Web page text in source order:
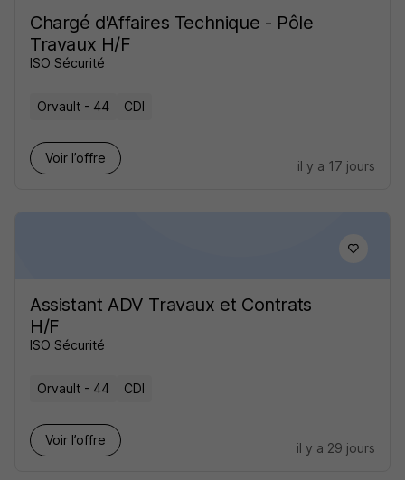
Chargé d'Affaires Technique - Pôle
Travaux H/F
ISO Sécurité
Orvault - 44 CDI
Voir l’offre
il y a 17 jours
Assistant ADV Travaux et Contrats
H/F
ISO Sécurité
Orvault - 44 CDI
Voir l’offre
il y a 29 jours